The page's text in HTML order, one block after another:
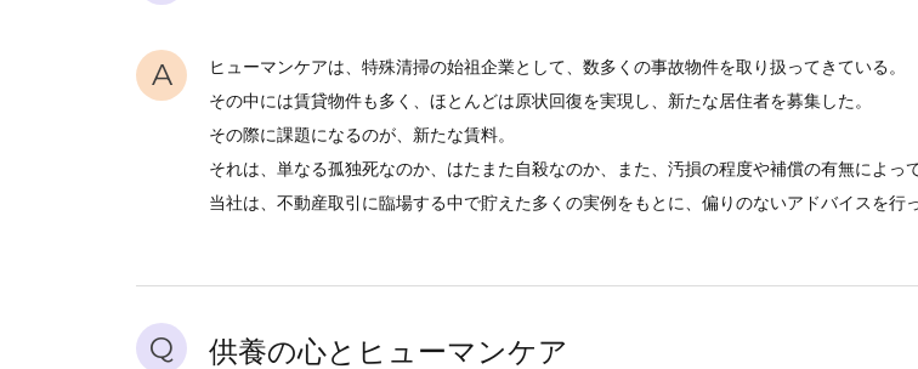
A
ヒューマンケアは、特殊清掃の始祖企業として、数多くの事故物件を取り扱ってきている。
その中には賃貸物件も多く、ほとんどは原状回復を実現し、新たな居住者を募集した。
その際に課題になるのが、新たな賃料。
それは、単なる孤独死なのか、はたまた自殺なのか、また、汚損の程度や補償の有無によっ
当社は、不動産取引に臨場する中で貯えた多くの実例をもとに、偏りのないアドバイスを行
Q 供養の心とヒューマンケア